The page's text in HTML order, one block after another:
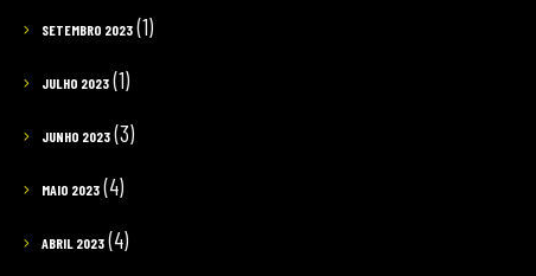
SETEMBRO 2023 (1)
JULHO 2023 (1)
JUNHO 2023 (3)
MAIO 2023 (4)
ABRIL 2023 (4)